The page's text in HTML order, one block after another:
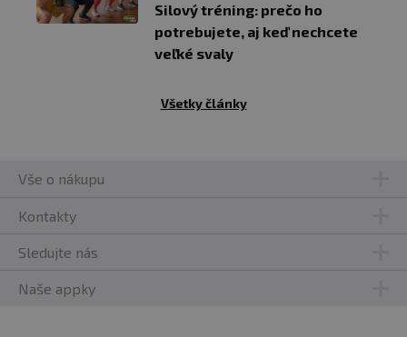
Silový tréning: prečo ho
potrebujete, aj keď nechcete
veľké svaly
Všetky články
Vše o nákupu
Kontakty
Sledujte nás
Naše appky